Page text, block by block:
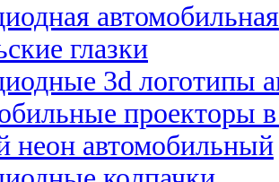
глазки
3d логотипы
проекторы
неон автомобильный